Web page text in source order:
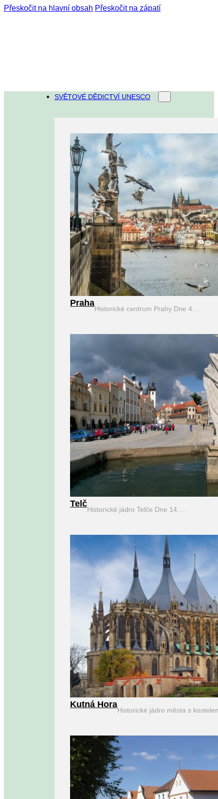
Přeskočit na hlavní obsah Přeskočit na zápatí
SVĚTOVÉ DĚDICTVÍ UNESCO
Praha
Historické centrum Prahy Dne 4.…
Telč
Historické jádro Telče Dne 14.…
Kutná Hora
Historické jádro města s